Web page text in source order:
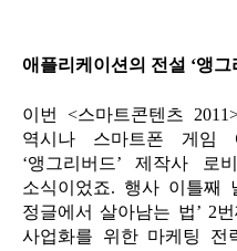
애플리케이션의 전설 ‘앵
이번 <스마트콘텐츠
역시나 스마트폰 게임
‘앵그리버드’ 제작사 로
소식이었죠. 행사 이틀째
정글에서 살아남는 법’ 2
사업화를 위한 마케팅 전